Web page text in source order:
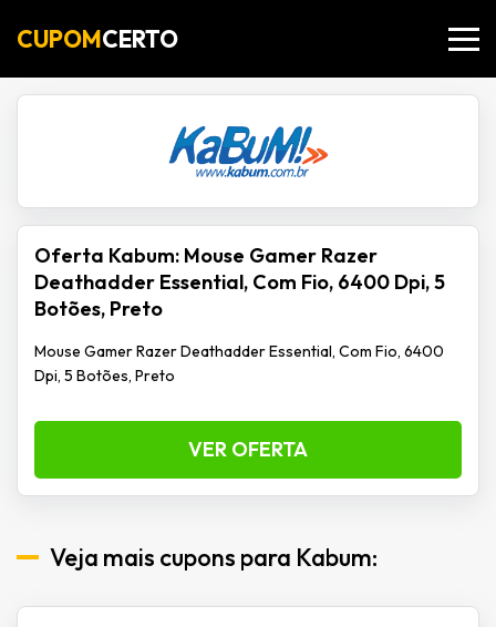
CUPOMCERTO
Oferta Kabum: Mouse Gamer Razer
Deathadder Essential, Com Fio, 6400 Dpi, 5
Botões, Preto
Mouse Gamer Razer Deathadder Essential, Com Fio, 6400
Dpi, 5 Botões, Preto
VER OFERTA
Veja mais cupons para Kabum: